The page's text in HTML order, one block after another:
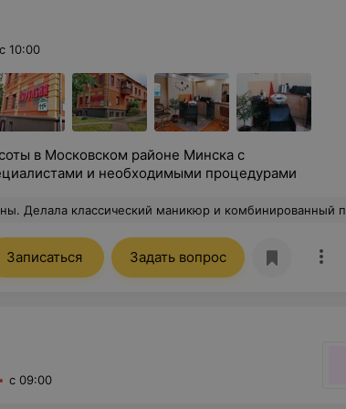
с 10:00
в Московском районе Минска с
и необходимыми процедурами
Осталась очень довольна результатом. Видно, что мастер с большим опытом. Все сделано очень аккуратно и естественно. Пишу отзыв спустя две недели - нареканий нет. Обязательно приду еще.
Записаться Задать вопрос
с 09:00